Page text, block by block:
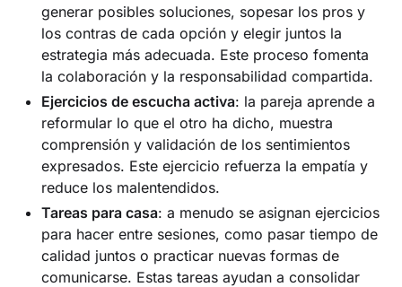
generar posibles soluciones, sopesar los pros y
los contras de cada opción y elegir juntos la
estrategia más adecuada. Este proceso fomenta
la colaboración y la responsabilidad compartida.
Ejercicios de escucha activa: la pareja aprende a
reformular lo que el otro ha dicho, muestra
comprensión y validación de los sentimientos
expresados. Este ejercicio refuerza la empatía y
reduce los malentendidos.
Tareas para casa: a menudo se asignan ejercicios
para hacer entre sesiones, como pasar tiempo de
calidad juntos o practicar nuevas formas de
comunicarse. Estas tareas ayudan a consolidar